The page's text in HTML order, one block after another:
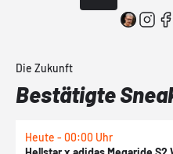
Die Zukunft
Bestätigte
Heute - 00:00 Uhr